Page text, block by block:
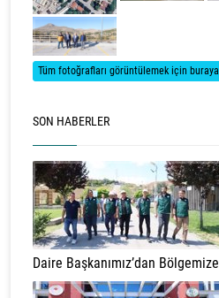
Tüm fotoğrafları görüntülemek için buraya
SON HABERLER
Daire Başkanımız’dan